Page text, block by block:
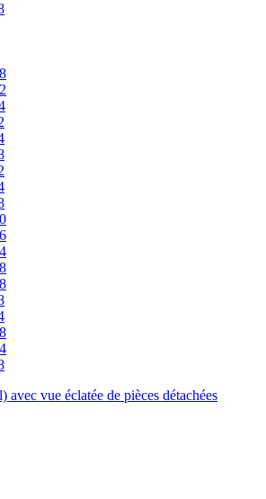
vue éclatée de pièces détachées